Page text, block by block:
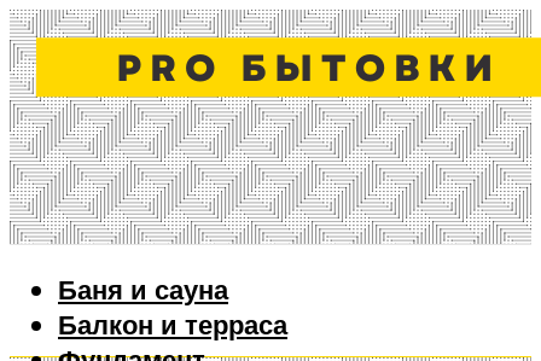
Баня и сауна
Балкон и терраса